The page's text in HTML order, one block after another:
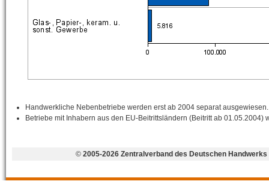
Handwerkliche Nebenbetriebe werden erst ab 2004 separat ausgewiesen.
Betriebe mit Inhabern aus den EU-Beitrittsländern (Beitritt ab 01.05.2004)
© 2005-2026 Zentralverband des Deutschen Handwerks